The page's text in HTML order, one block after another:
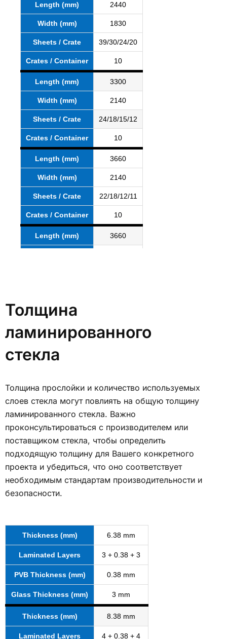
Length (mm) 2440
Width (mm) 1830
Sheets / Crate 39/30/24/20
Crates / Container 10
Length (mm) 3300
Width (mm) 2140
Sheets / Crate 24/18/15/12
Crates / Container 10
Length (mm) 3660
Width (mm) 2140
Sheets / Crate 22/18/12/11
Crates / Container 10
Length (mm) 3660
Толщина
ламинированного
стекла
Толщина прослойки и количество используемых
слоев стекла могут повлиять на общую толщину
ламинированного стекла. Важно
проконсультироваться с производителем или
поставщиком стекла, чтобы определить
подходящую толщину для Вашего конкретного
проекта и убедиться, что оно соответствует
необходимым стандартам производительности и
безопасности.
Thickness (mm) 6.38 mm
Laminated Layers 3 + 0.38 + 3
PVB Thickness (mm) 0.38 mm
Glass Thickness (mm) 3 mm
Thickness (mm) 8.38 mm
Laminated Layers 4 + 0.38 + 4